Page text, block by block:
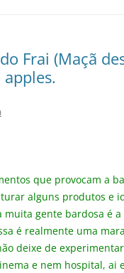
Frai (Maçã
que provocam a
alguns produtos e
muita gente bardosa é
é realmente uma
deixe de
e nem hospital, ai